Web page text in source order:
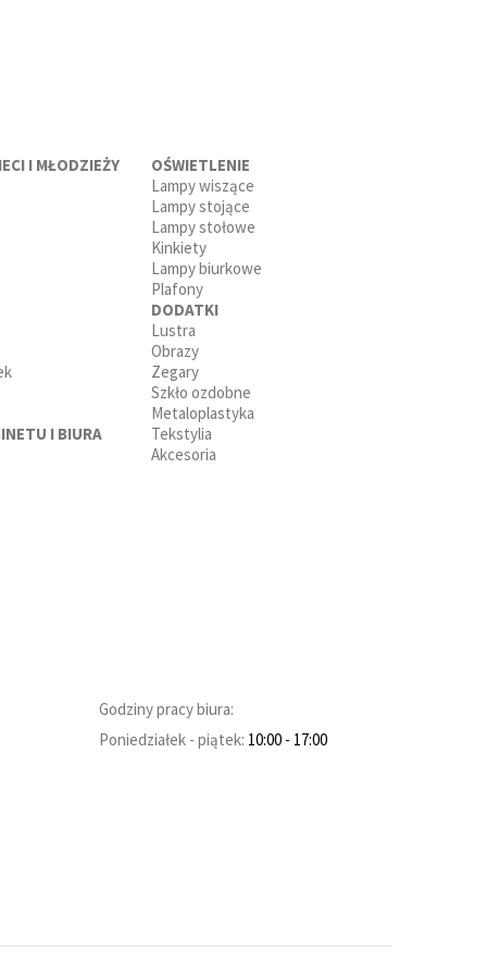
I MŁODZIEŻY
I BIURA
OŚWIETLENIE
Lampy wiszące
Lampy stojące
Lampy stołowe
Kinkiety
Lampy biurkowe
Plafony
DODATKI
Lustra
Obrazy
Zegary
Szkło ozdobne
Metaloplastyka
Tekstylia
Akcesoria
Godziny pracy biura:
Poniedziałek - piątek: 10:00 - 17:00